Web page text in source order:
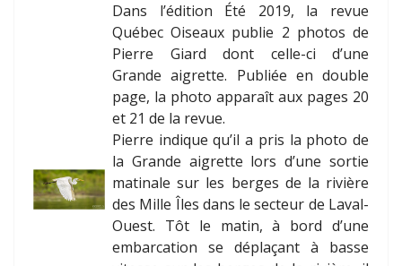
Dans l’édition Été 2019, la revue
Québec Oiseaux publie 2 photos de
Pierre Giard dont celle-ci d’une
Grande aigrette. Publiée en double
page, la photo apparaît aux pages 20
et 21 de la revue.
Pierre indique qu’il a pris la photo de
la Grande aigrette lors d’une sortie
matinale sur les berges de la rivière
des Mille Îles dans le secteur de Laval-
Ouest. Tôt le matin, à bord d’une
embarcation se déplaçant à basse